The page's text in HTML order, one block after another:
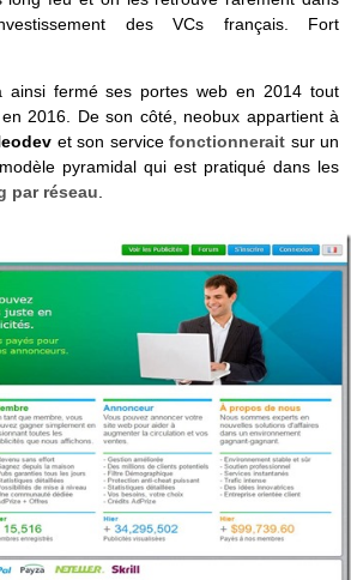
des VCs français. Fort
ainsi fermé ses portes web en 2014 tout
en 2016. De son côté, neobux appartient à
et son servicefonctionnerait sur un
pyramidal qui est pratiqué dans les
par réseau.